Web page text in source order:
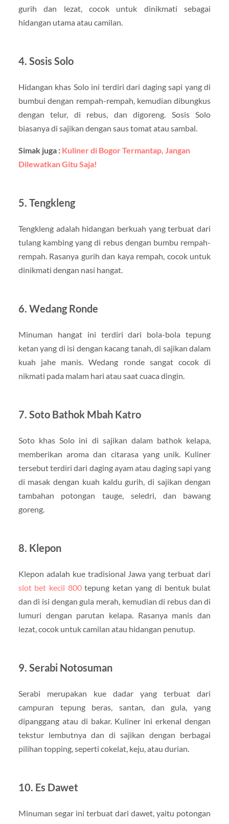
gurih dan lezat, cocok untuk dinikmati sebagai
hidangan utama atau camilan.
4. Sosis Solo
Hidangan khas Solo ini terdiri dari daging sapi yang di
bumbui dengan rempah-rempah, kemudian dibungkus
dengan telur, di rebus, dan digoreng. Sosis Solo
biasanya di sajikan dengan saus tomat atau sambal.
Simak juga : Kuliner di Bogor Termantap, Jangan
Dilewatkan Gitu Saja!
5. Tengkleng
Tengkleng adalah hidangan berkuah yang terbuat dari
tulang kambing yang di rebus dengan bumbu rempah-
rempah. Rasanya gurih dan kaya rempah, cocok untuk
dinikmati dengan nasi hangat.
6. Wedang Ronde
Minuman hangat ini terdiri dari bola-bola tepung
ketan yang di isi dengan kacang tanah, di sajikan dalam
kuah jahe manis. Wedang ronde sangat cocok di
nikmati pada malam hari atau saat cuaca dingin.
7. Soto Bathok Mbah Katro
Soto khas Solo ini di sajikan dalam bathok kelapa,
memberikan aroma dan citarasa yang unik. Kuliner
tersebut terdiri dari daging ayam atau daging sapi yang
di masak dengan kuah kaldu gurih, di sajikan dengan
tambahan potongan tauge, seledri, dan bawang
goreng.
8. Klepon
Klepon adalah kue tradisional Jawa yang terbuat dari
slot bet kecil 800tepung ketan yang di bentuk bulat
dan di isi dengan gula merah, kemudian di rebus dan di
lumuri dengan parutan kelapa. Rasanya manis dan
lezat, cocok untuk camilan atau hidangan penutup.
9. Serabi Notosuman
Serabi merupakan kue dadar yang terbuat dari
campuran tepung beras, santan, dan gula, yang
dipanggang atau di bakar. Kuliner ini erkenal dengan
tekstur lembutnya dan di sajikan dengan berbagai
pilihan topping, seperti cokelat, keju, atau durian.
10. Es Dawet
Minuman segar ini terbuat dari dawet, yaitu potongan